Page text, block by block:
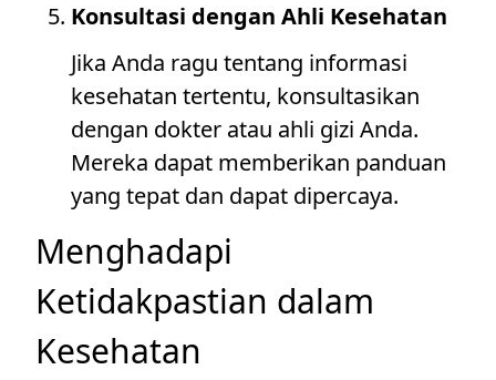
Konsultasi dengan Ahli Kesehatan
Jika Anda ragu tentang informasi
kesehatan tertentu, konsultasikan
dengan dokter atau ahli gizi Anda.
Mereka dapat memberikan panduan
yang tepat dan dapat dipercaya.
Menghadapi
Ketidakpastian dalam
Kesehatan